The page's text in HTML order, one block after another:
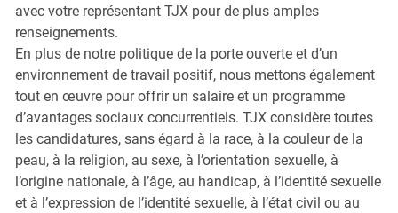
avec votre représentant TJX pour de plus amples
renseignements.
En plus de notre politique de la porte ouverte et d’un
environnement de travail positif, nous mettons également
tout en œuvre pour offrir un salaire et un programme
d’avantages sociaux concurrentiels. TJX considère toutes
les candidatures, sans égard à la race, à la couleur de la
peau, à la religion, au sexe, à l’orientation sexuelle, à
l’origine nationale, à l’âge, au handicap, à l’identité sexuelle
et à l’expression de l’identité sexuelle, à l’état civil ou au